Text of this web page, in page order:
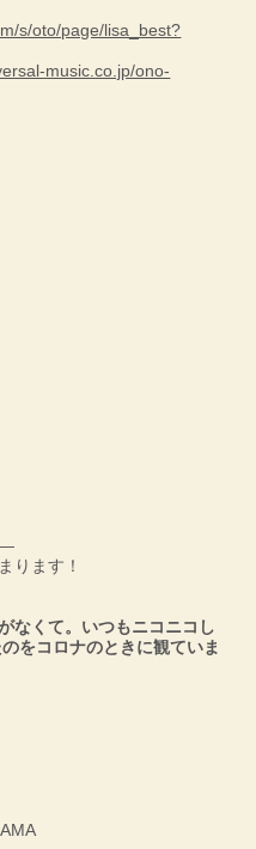
s/oto/page/lisa_best?
music.co.jp/ono-
ります！
なくて。いつもニコニコし
をコロナのときに観ていま